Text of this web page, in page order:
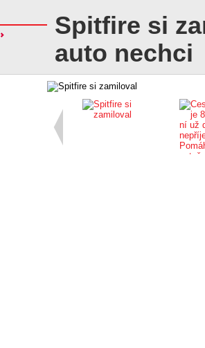
Spitfire si
auto nechci